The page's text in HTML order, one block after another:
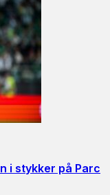
i stykker på Parc